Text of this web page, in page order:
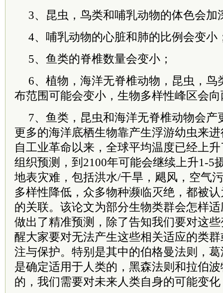
3、昆虫，鸟类和哺乳动物的体色会加
4、哺乳动物的心脏和肺的比例会变小
5、鱼类的脊椎数量会变小；
6、植物，海洋无脊椎动物，昆虫，鸟
布范围可能会变小，生物多样性峰区会
7、鱼类，昆虫和海洋无脊椎动物会产
更多的海洋底栖生物靠产生浮游幼虫来
自工业革命以来，全球平均温度已经上
组织预测，到2100年可能会继续上升1-5
地表灾难，包括洪水/干旱，飓风，空气
多样性降低，众多物种濒临灭绝，都被
的关联。该论文为部分生物类群会怎样
做出了精准预测，除了告知我们要对这
醒大家要对无法产生这些相关适应的类
注与保护。特别是其中的伯格曼法则，
是确定适用于人类的，黑森法则和拉伯
的，我们需要对未来人类自身的可能变